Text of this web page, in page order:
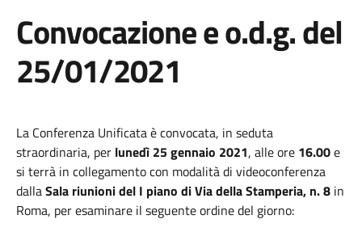
Convocazione e o.d.g. del
25/01/2021
La Conferenza Unificata è convocata, in seduta
straordinaria, per lunedì 25 gennaio 2021, alle ore 16.00e
si terrà in collegamento con modalità di videoconferenza
dallaSala riunioni del I piano di Via della Stamperia, n. 8 in
Roma, per esaminare il seguente ordine del giorno: